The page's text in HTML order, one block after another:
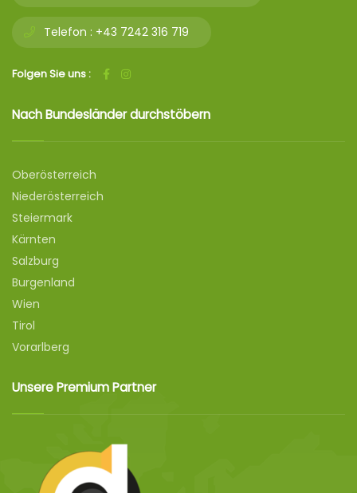
Telefon : +43 7242 316 719
Folgen Sie uns :
Nach Bundesländer durchstöbern
Oberösterreich
Niederösterreich
Steiermark
Kärnten
Salzburg
Burgenland
Wien
Tirol
Vorarlberg
Unsere Premium Partner